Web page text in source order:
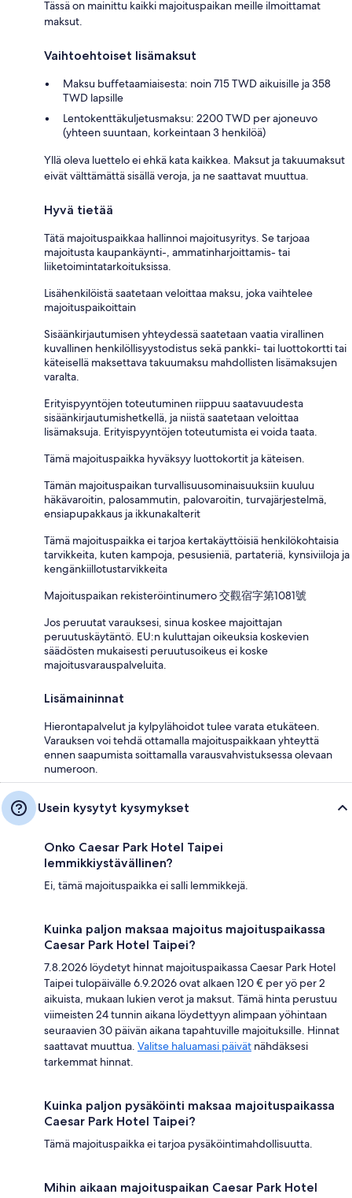
Tässä on mainittu kaikki majoituspaikan meille ilmoittamat
maksut.
Vaihtoehtoiset lisämaksut
Maksu buffetaamiaisesta: noin 715 TWD aikuisille ja 358
TWD lapsille
Lentokenttäkuljetusmaksu: 2200 TWD per ajoneuvo
(yhteen suuntaan, korkeintaan 3 henkilöä)
Yllä oleva luettelo ei ehkä kata kaikkea. Maksut ja takuumaksut
eivät välttämättä sisällä veroja, ja ne saattavat muuttua.
Hyvä tietää
Tätä majoituspaikkaa hallinnoi majoitusyritys. Se tarjoaa
majoitusta kaupankäynti-, ammatinharjoittamis- tai
liiketoimintatarkoituksissa.
Lisähenkilöistä saatetaan veloittaa maksu, joka vaihtelee
majoituspaikoittain
Sisäänkirjautumisen yhteydessä saatetaan vaatia virallinen
kuvallinen henkilöllisyystodistus sekä pankki- tai luottokortti tai
käteisellä maksettava takuumaksu mahdollisten lisämaksujen
varalta.
Erityispyyntöjen toteutuminen riippuu saatavuudesta
sisäänkirjautumishetkellä, ja niistä saatetaan veloittaa
lisämaksuja. Erityispyyntöjen toteutumista ei voida taata.
Tämä majoituspaikka hyväksyy luottokortit ja käteisen.
Tämän majoituspaikan turvallisuusominaisuuksiin kuuluu
häkävaroitin, palosammutin, palovaroitin, turvajärjestelmä,
ensiapupakkaus ja ikkunakalterit
Tämä majoituspaikka ei tarjoa kertakäyttöisiä henkilökohtaisia
tarvikkeita, kuten kampoja, pesusieniä, partateriä, kynsiviiloja ja
kengänkiillotustarvikkeita
Majoituspaikan rekisteröintinumero 交觀宿字第1081號
Jos peruutat varauksesi, sinua koskee majoittajan
peruutuskäytäntö. EU:n kuluttajan oikeuksia koskevien
säädösten mukaisesti peruutusoikeus ei koske
majoitusvarauspalveluita.
Lisämaininnat
Hierontapalvelut ja kylpylähoidot tulee varata etukäteen.
Varauksen voi tehdä ottamalla majoituspaikkaan yhteyttä
ennen saapumista soittamalla varausvahvistuksessa olevaan
numeroon.
Usein kysytyt kysymykset
Onko Caesar Park Hotel Taipei
lemmikkiystävällinen?
Ei, tämä majoituspaikka ei salli lemmikkejä.
Kuinka paljon maksaa majoitus majoituspaikassa
Caesar Park Hotel Taipei?
7.8.2026 löydetyt hinnat majoituspaikassa Caesar Park Hotel
Taipei tulopäivälle 6.9.2026 ovat alkaen 120 € per yö per 2
aikuista, mukaan lukien verot ja maksut. Tämä hinta perustuu
viimeisten 24 tunnin aikana löydettyyn alimpaan yöhintaan
seuraavien 30 päivän aikana tapahtuville majoituksille. Hinnat
saattavat muuttua. Valitse haluamasi päivät nähdäksesi
tarkemmat hinnat.
Kuinka paljon pysäköinti maksaa majoituspaikassa
Caesar Park Hotel Taipei?
Tämä majoituspaikka ei tarjoa pysäköintimahdollisuutta.
Mihin aikaan majoituspaikan Caesar Park Hotel